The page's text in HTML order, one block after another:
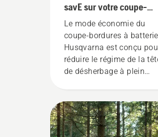
savE sur votre coupe-
bordures à batterie
Le mode économie du
coupe-bordures à batterie
Husqvarna est conçu
réduire le régime de la
de désherbage à plein
l'utilisateur de préserver
durée de vie de la batterie
lors de la coupe d'herbe